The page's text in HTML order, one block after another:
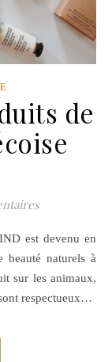
de
beauté naturels à
sur les animaux,
respectueux…